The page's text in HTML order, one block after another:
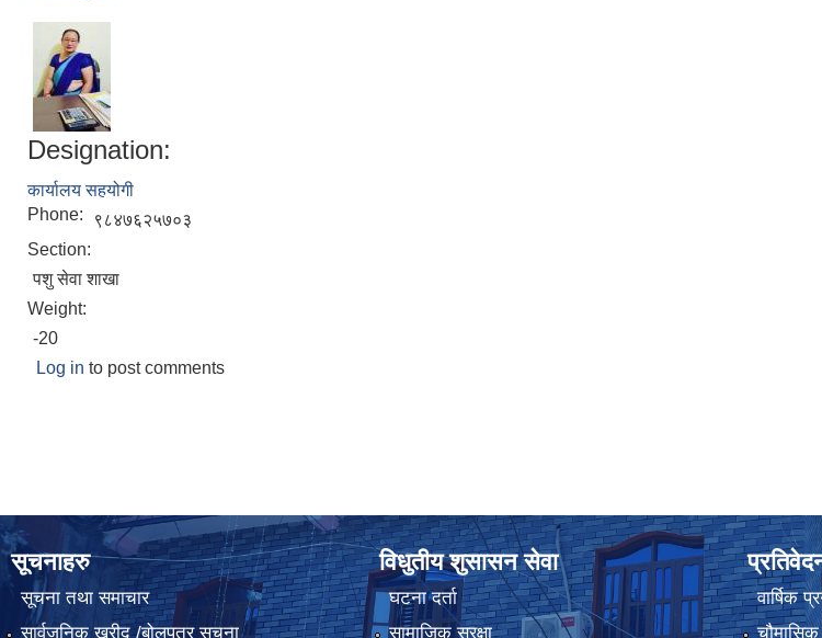
Designation:
कार्यालय सहयोगी
Phone:
९८४७६२५७०३
Section:
पशु सेवा शाखा
Weight:
-20
Log in to post comments
सूचनाहरु
सूचना तथा समाचार
सार्वजनिक खरीद /बोलपत्र सूचना
विधुतीय शुसासन सेवा
घटना दर्ता
सामाजिक सुरक्षा
वार्षिक